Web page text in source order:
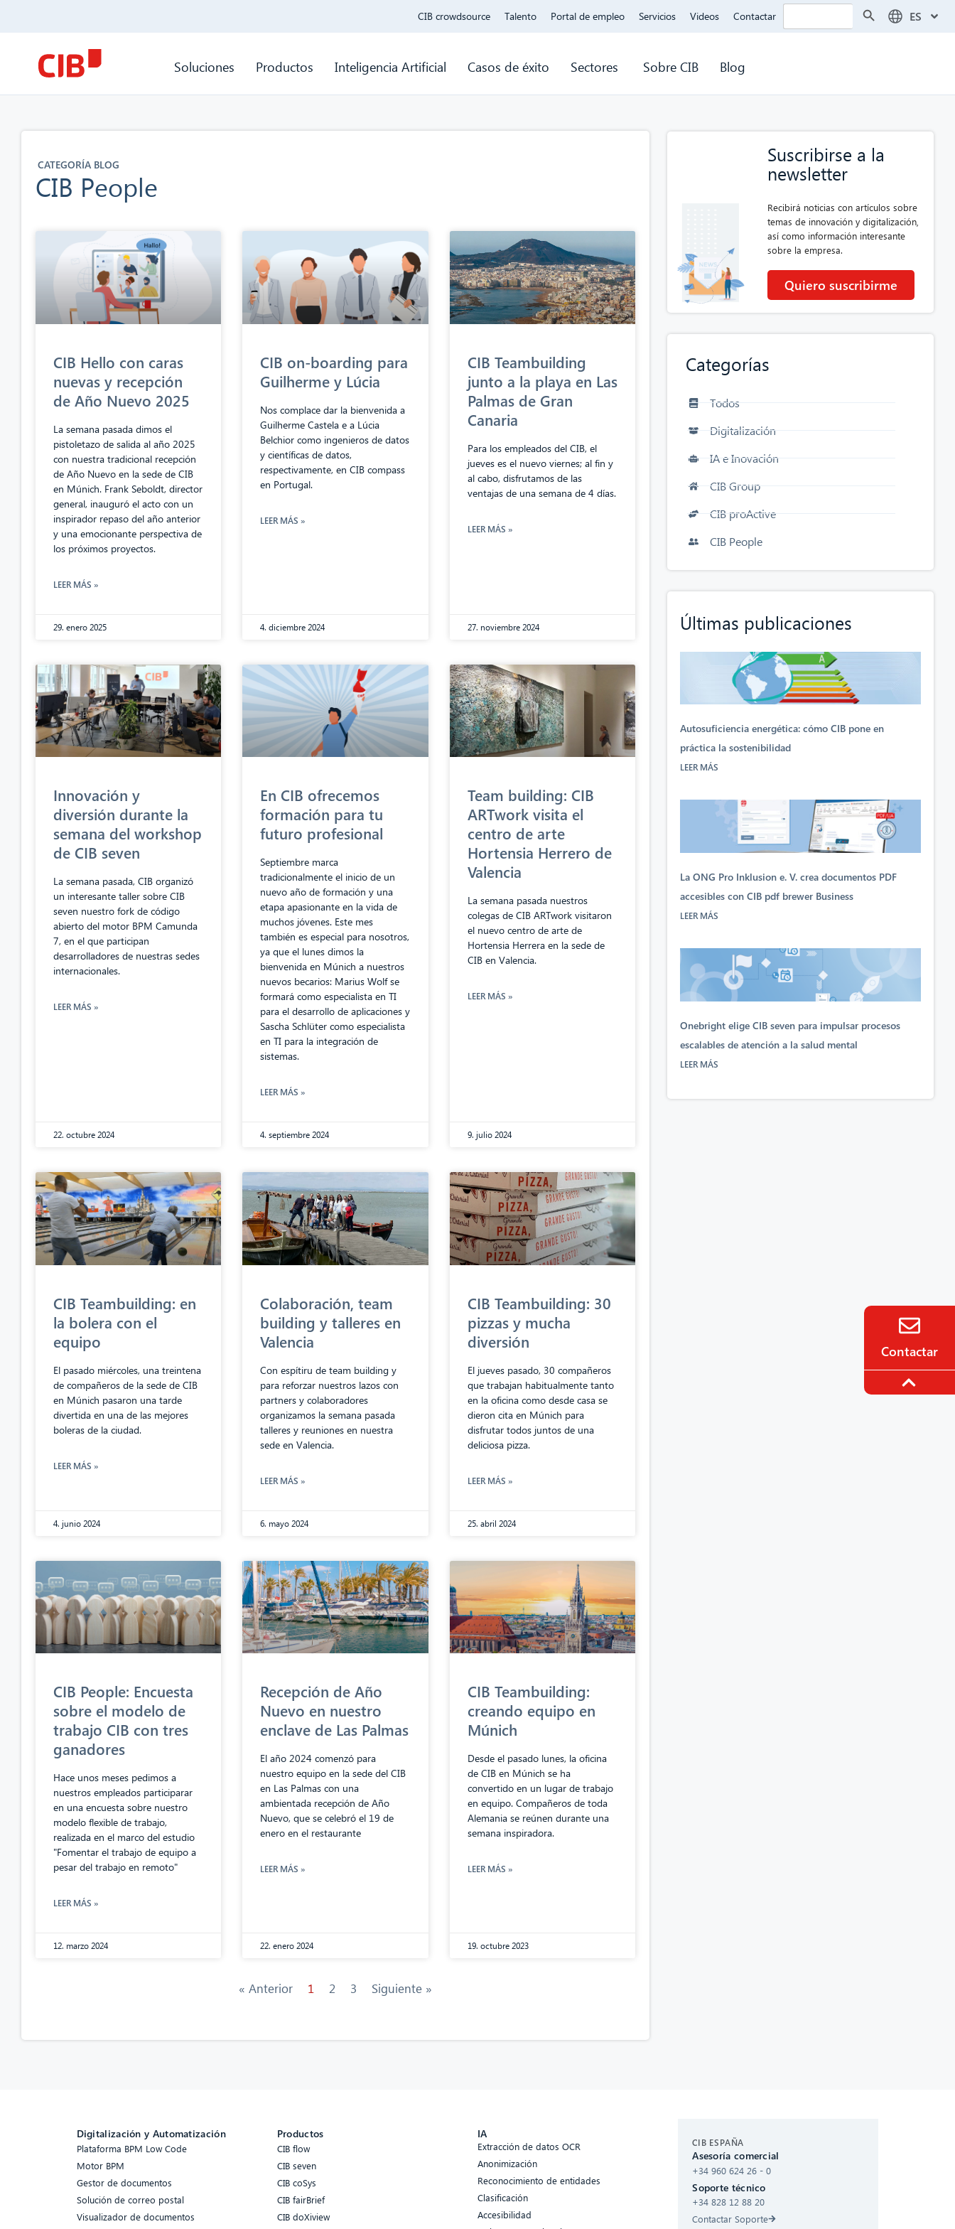
CIB crowdsource Talento Portal de empleo Servicios Videos Contactar Buscar: ES
Soluciones Productos Inteligencia Artificial Casos de éxito Sectores Sobre CIB Blog
CATEGORÍA BLOG
CIB People
CIB Hello con caras
nuevas y recepción
de Año Nuevo 2025
La semana pasada dimos el
pistoletazo de salida al año 2025
con nuestra tradicional recepción
de Año Nuevo en la sede de CIB
en Múnich. Frank Seboldt, director
general, inauguró el acto con un
inspirador repaso del año anterior
y una emocionante perspectiva de
los próximos proyectos.
LEER MÁS »
29. enero 2025
CIB on-boarding para
Guilherme y Lúcia
Nos complace dar la bienvenida a
Guilherme Castela e a Lúcia
Belchior como ingenieros de datos
y científicas de datos,
respectivamente, en CIB compass
en Portugal.
LEER MÁS »
4. diciembre 2024
CIB Teambuilding
junto a la playa en Las
Palmas de Gran
Canaria
Para los empleados del CIB, el
jueves es el nuevo viernes; al fin y
al cabo, disfrutamos de las
ventajas de una semana de 4 días.
LEER MÁS »
27. noviembre 2024
Innovación y
diversión durante la
semana del workshop
de CIB seven
La semana pasada, CIB organizó
un interesante taller sobre CIB
seven nuestro fork de código
abierto del motor BPM Camunda
7, en el que participan
desarrolladores de nuestras sedes
internacionales.
LEER MÁS »
22. octubre 2024
En CIB ofrecemos
formación para tu
futuro profesional
Septiembre marca
tradicionalmente el inicio de un
nuevo año de formación y una
etapa apasionante en la vida de
muchos jóvenes. Este mes
también es especial para nosotros,
ya que el lunes dimos la
bienvenida en Múnich a nuestros
nuevos becarios: Marius Wolf se
formará como especialista en TI
para el desarrollo de aplicaciones y
Sascha Schlüter como especialista
en TI para la integración de
sistemas.
LEER MÁS »
4. septiembre 2024
Team building: CIB
ARTwork visita el
centro de arte
Hortensia Herrero de
Valencia
La semana pasada nuestros
colegas de CIB ARTwork visitaron
el nuevo centro de arte de
Hortensia Herrera en la sede de
CIB en Valencia.
LEER MÁS »
9. julio 2024
CIB Teambuilding: en
la bolera con el
equipo
El pasado miércoles, una treintena
de compañeros de la sede de CIB
en Múnich pasaron una tarde
divertida en una de las mejores
boleras de la ciudad.
LEER MÁS »
4. junio 2024
Colaboración, team
building y talleres en
Valencia
Con espítiru de team building y
para reforzar nuestros lazos con
partners y colaboradores
organizamos la semana pasada
talleres y reuniones en nuestra
sede en Valencia.
LEER MÁS »
6. mayo 2024
CIB Teambuilding: 30
pizzas y mucha
diversión
El jueves pasado, 30 compañeros
que trabajan habitualmente tanto
en la oficina como desde casa se
dieron cita en Múnich para
disfrutar todos juntos de una
deliciosa pizza.
LEER MÁS »
25. abril 2024
CIB People: Encuesta
sobre el modelo de
trabajo CIB con tres
ganadores
Hace unos meses pedimos a
nuestros empleados participarar
en una encuesta sobre nuestro
modelo flexible de trabajo,
realizada en el marco del estudio
"Fomentar el trabajo de equipo a
pesar del trabajo en remoto"
LEER MÁS »
12. marzo 2024
Recepción de Año
Nuevo en nuestro
enclave de Las Palmas
El año 2024 comenzó para
nuestro equipo en la sede del CIB
en Las Palmas con una
ambientada recepción de Año
Nuevo, que se celebró el 19 de
enero en el restaurante
LEER MÁS »
22. enero 2024
CIB Teambuilding:
creando equipo en
Múnich
Desde el pasado lunes, la oficina
de CIB en Múnich se ha
convertido en un lugar de trabajo
en equipo. Compañeros de toda
Alemania se reúnen durante una
semana inspiradora.
LEER MÁS »
19. octubre 2023
« Anterior 1 2 3 Siguiente »
Suscribirse a la
newsletter
Recibirá noticias con artículos sobre
temas de innovación y digitalización,
así como información interesante
sobre la empresa.
Quiero suscribirme
Categorías
Todos
Digitalización
IA e Inovación
CIB Group
CIB proActive
CIB People
Últimas publicaciones
Autosuficiencia energética: cómo CIB pone en
práctica la sostenibilidad
LEER MÁS
La ONG Pro Inklusion e. V. crea documentos PDF
accesibles con CIB pdf brewer Business
LEER MÁS
Onebright elige CIB seven para impulsar procesos
escalables de atención a la salud mental
LEER MÁS
Digitalización y Automatización
Plataforma BPM Low Code
Motor BPM
Gestor de documentos
Solución de correo postal
Visualizador de documentos
Productos
CIB flow
CIB seven
CIB coSys
CIB fairBrief
CIB doXiview
IA
Extracción de datos OCR
Anonimización
Reconocimiento de entidades
Clasificación
Accesibilidad
CIB ESPAÑA
Asesoría comercial
+34 960 624 26 - 0
Soporte técnico
+34 828 12 88 20
Contactar Soporte
¡Hola! ¿Qué puedo hacer por ti?
Contactar